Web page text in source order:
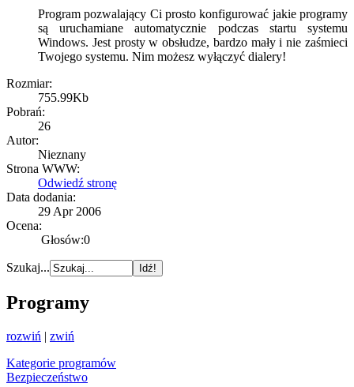
Program pozwalający Ci prosto konfigurować jakie programy
są uruchamiane automatycznie podczas startu systemu
Windows. Jest prosty w obsłudze, bardzo mały i nie zaśmieci
Twojego systemu. Nim możesz wyłączyć dialery!
Rozmiar:
755.99Kb
Pobrań:
26
Autor:
Nieznany
Strona WWW:
Odwiedź stronę
Data dodania:
29 Apr 2006
Ocena:
Głosów:0
Szukaj...
Programy
rozwiń | zwiń
Kategorie programów
Bezpieczeństwo